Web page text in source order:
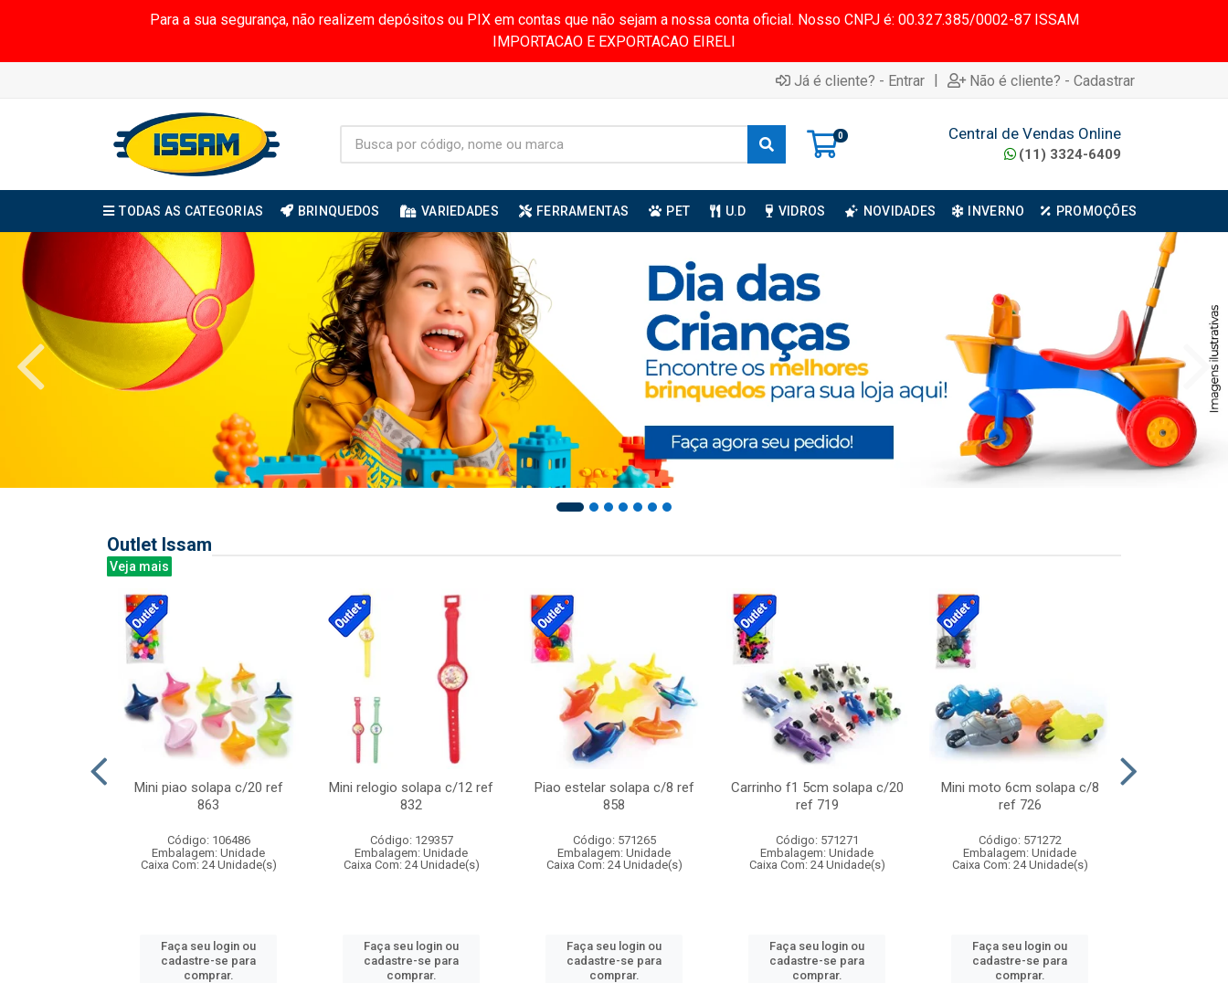
Para a sua segurança, não realizem depósitos ou PIX em contas que não sejam a nossa conta oficial. Nosso CNPJ é: 00.327.385/0002-87 ISSAM
IMPORTACAO E EXPORTACAO EIRELI
Já é cliente? - Entrar | Não é cliente? - Cadastrar
0 Central de Vendas Online
(11) 3324-6409
TODAS AS CATEGORIAS BRINQUEDOS VARIEDADES FERRAMENTAS PET U.D VIDROS NOVIDADES INVERNO PROMOÇÕES
Outlet Issam
Veja mais
Mini piao solapa c/20 ref
863
Código: 106486
Embalagem: Unidade
Caixa Com: 24 Unidade(s)
Faça seu login ou
cadastre-se para
comprar.
Mini relogio solapa c/12 ref
832
Código: 129357
Embalagem: Unidade
Caixa Com: 24 Unidade(s)
Faça seu login ou
cadastre-se para
comprar.
Piao estelar solapa c/8 ref
858
Código: 571265
Embalagem: Unidade
Caixa Com: 24 Unidade(s)
Faça seu login ou
cadastre-se para
comprar.
Carrinho f1 5cm solapa c/20
ref 719
Código: 571271
Embalagem: Unidade
Caixa Com: 24 Unidade(s)
Faça seu login ou
cadastre-se para
comprar.
Mini moto 6cm solapa c/8
ref 726
Código: 571272
Embalagem: Unidade
Caixa Com: 24 Unidade(s)
Faça seu login ou
cadastre-se para
comprar.